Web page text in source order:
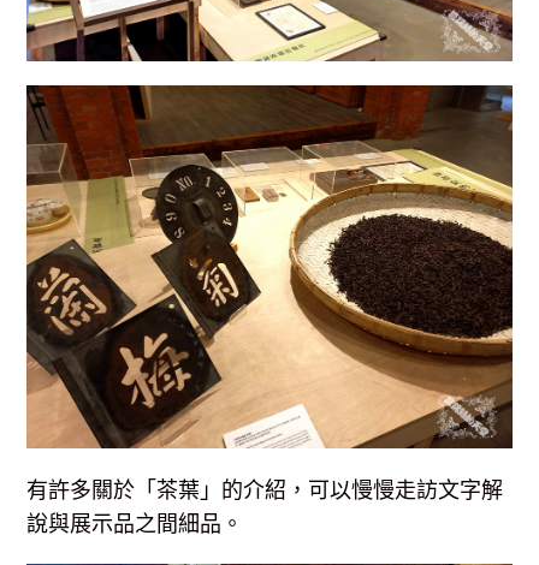
有許多關於「茶葉」的介紹，可以慢慢走訪文字解
說與展示品之間細品。